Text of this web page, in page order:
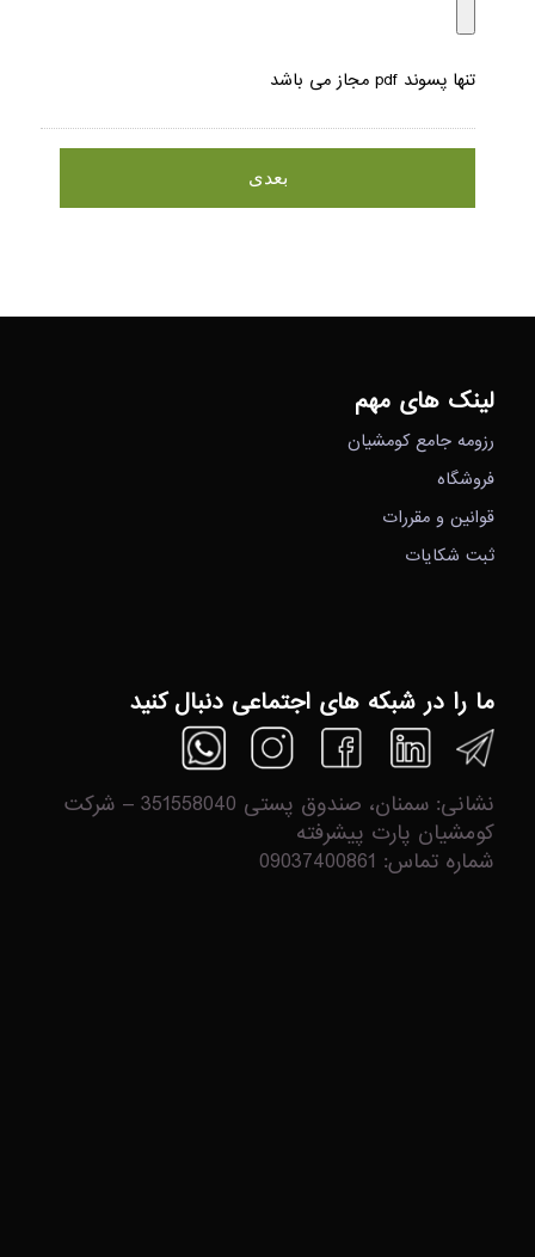
تنها پسوند pdf مجاز می باشد
لینک های مهم
رزومه جامع کومشیان
فروشگاه
قوانین و مقررات
ثبت شکایات
ما را در شبکه های اجتماعی دنبال کنید
نشانی: سمنان، صندوق پستی 351558040 – شرکت
کومشیان پارت پیشرفته
شماره تماس: 09037400861